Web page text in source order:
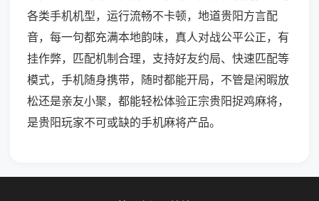
各类手机机型，运行流畅不卡顿，地道贵阳方言配
音，每一句都充满本地韵味，真人对战公平公正，有
挂作弊，匹配机制合理，支持好友约局、快速匹配等
模式，手机随身携带，随时都能开局，不管是闲暇放
松还是亲友小聚，都能轻松体验正宗贵阳捉鸡麻将，
是贵阳玩家不可或缺的手机麻将产品。